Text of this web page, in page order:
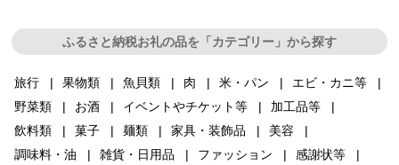
ふるさと納税お礼の品を「カテゴリー」から探す
旅行 果物類 魚貝類 肉 米・パン
エビ・カニ等
野菜類
お酒 イベントやチケット等
加工品等
飲料類
菓子 麺類 家具・装飾品
美容
調味料・油
雑貨・日用品 ファッション
感謝状等